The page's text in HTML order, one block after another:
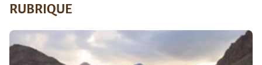
RUBRIQUE